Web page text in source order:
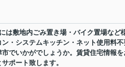
は敷地内ごみ置き場・バイク置場など
・システムキッチン・ネット使用料不
でいかがでしょうか。賃貸住宅情報を
ポート致します。